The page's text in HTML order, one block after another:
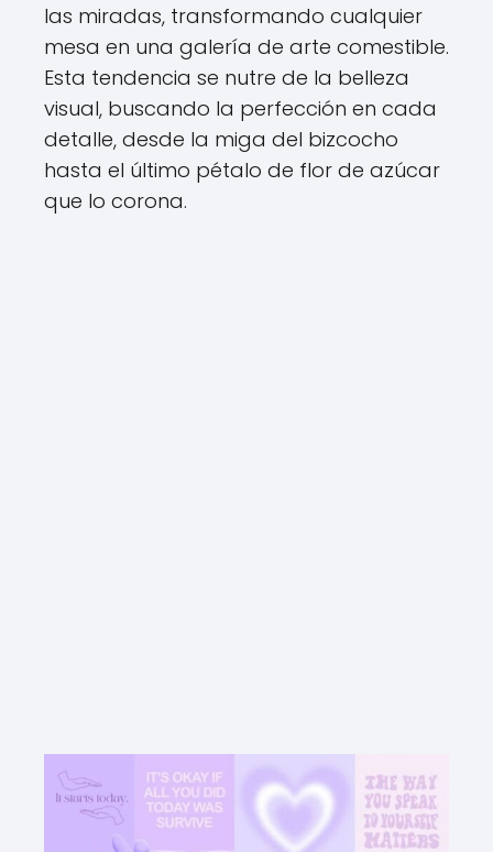
las miradas, transformando cualquier
mesa en una galería de arte comestible.
Esta tendencia se nutre de la belleza
visual, buscando la perfección en cada
detalle, desde la miga del bizcocho
hasta el último pétalo de flor de azúcar
que lo corona.